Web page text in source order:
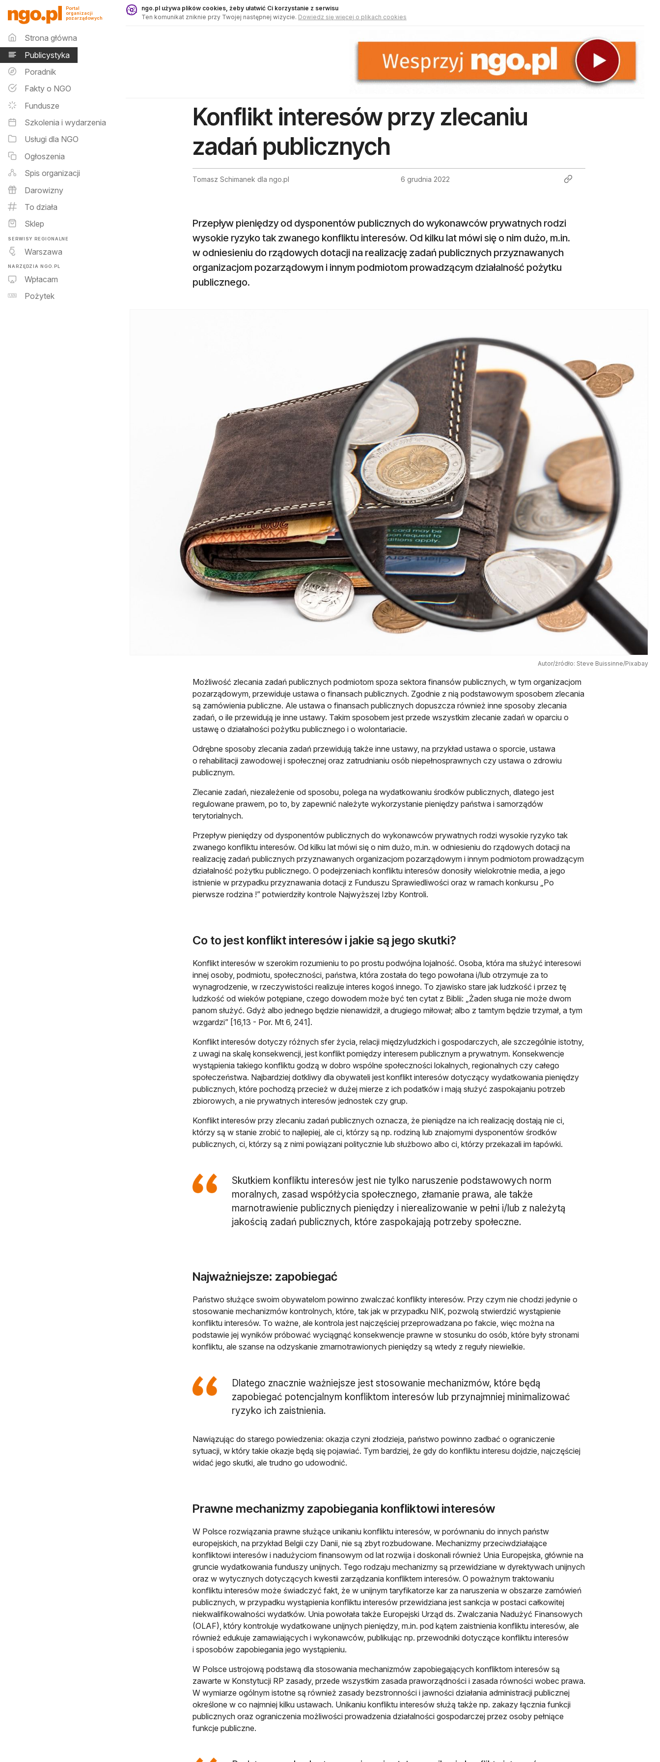
Publicystyka - ngo.pl
Portal
organizacji
pozarządowych
Menu główne
Strona główna
Publicystyka
Poradnik
Fakty o NGO
Fundusze
Szkolenia i wydarzenia
Usługi dla NGO
Ogłoszenia
Spis organizacji
Darowizny
To działa
Sklep
SERWISY REGIONALNE
Warszawa
NARZĘDZIA NGO.PL
Wpłacam
Pożytek
ngo.pl używa plików cookies, żeby ułatwić Ci korzystanie z serwisu
Ten komunikat zniknie przy Twojej następnej wizycie. Dowiedz się więcej o plikach cookies
Konflikt interesów przy zlecaniu
zadań publicznych
Tomasz Schimanek dla ngo.pl 6 grudnia 2022
Przepływ pieniędzy od dysponentów publicznych do wykonawców prywatnych rodzi
wysokie ryzyko tak zwanego konfliktu interesów. Od kilku lat mówi się o nim dużo, m.in.
w odniesieniu do rządowych dotacji na realizację zadań publicznych przyznawanych
organizacjom pozarządowym i innym podmiotom prowadzącym działalność pożytku
publicznego.
Autor/źródło: Steve Buissinne/Pixabay
Możliwość zlecania zadań publicznych podmiotom spoza sektora finansów publicznych, w tym organizacjom
pozarządowym, przewiduje ustawa o finansach publicznych. Zgodnie z nią podstawowym sposobem zlecania
są zamówienia publiczne. Ale ustawa o finansach publicznych dopuszcza również inne sposoby zlecania
zadań, o ile przewidują je inne ustawy. Takim sposobem jest przede wszystkim zlecanie zadań w oparciu o
ustawę o działalności pożytku publicznego i o wolontariacie.
Odrębne sposoby zlecania zadań przewidują także inne ustawy, na przykład ustawa o sporcie, ustawa
o rehabilitacji zawodowej i społecznej oraz zatrudnianiu osób niepełnosprawnych czy ustawa o zdrowiu
publicznym.
Zlecanie zadań, niezależenie od sposobu, polega na wydatkowaniu środków publicznych, dlatego jest
regulowane prawem, po to, by zapewnić należyte wykorzystanie pieniędzy państwa i samorządów
terytorialnych.
Przepływ pieniędzy od dysponentów publicznych do wykonawców prywatnych rodzi wysokie ryzyko tak
zwanego konfliktu interesów. Od kilku lat mówi się o nim dużo, m.in. w odniesieniu do rządowych dotacji na
realizację zadań publicznych przyznawanych organizacjom pozarządowym i innym podmiotom prowadzącym
działalność pożytku publicznego. O podejrzeniach konfliktu interesów donosiły wielokrotnie media, a jego
istnienie w przypadku przyznawania dotacji z Funduszu Sprawiedliwości oraz w ramach konkursu „Po
pierwsze rodzina !” potwierdziły kontrole Najwyższej Izby Kontroli.
Co to jest konflikt interesów i jakie są jego skutki?
Konflikt interesów w szerokim rozumieniu to po prostu podwójna lojalność. Osoba, która ma służyć interesowi
innej osoby, podmiotu, społeczności, państwa, która została do tego powołana i/lub otrzymuje za to
wynagrodzenie, w rzeczywistości realizuje interes kogoś innego. To zjawisko stare jak ludzkość i przez tę
ludzkość od wieków potępiane, czego dowodem może być ten cytat z Biblii: „Żaden sługa nie może dwom
panom służyć. Gdyż albo jednego będzie nienawidził, a drugiego miłował; albo z tamtym będzie trzymał, a tym
wzgardzi” [16,13 - Por. Mt 6, 241].
Konflikt interesów dotyczy różnych sfer życia, relacji międzyludzkich i gospodarczych, ale szczególnie istotny,
z uwagi na skalę konsekwencji, jest konflikt pomiędzy interesem publicznym a prywatnym. Konsekwencje
wystąpienia takiego konfliktu godzą w dobro wspólne społeczności lokalnych, regionalnych czy całego
społeczeństwa. Najbardziej dotkliwy dla obywateli jest konflikt interesów dotyczący wydatkowania pieniędzy
publicznych, które pochodzą przecież w dużej mierze z ich podatków i mają służyć zaspokajaniu potrzeb
zbiorowych, a nie prywatnych interesów jednostek czy grup.
Konflikt interesów przy zlecaniu zadań publicznych oznacza, że pieniądze na ich realizację dostają nie ci,
którzy są w stanie zrobić to najlepiej, ale ci, którzy są np. rodziną lub znajomymi dysponentów środków
publicznych, ci, którzy są z nimi powiązani politycznie lub służbowo albo ci, którzy przekazali im łapówki.
Skutkiem konfliktu interesów jest nie tylko naruszenie podstawowych norm
moralnych, zasad współżycia społecznego, złamanie prawa, ale także
marnotrawienie publicznych pieniędzy i nierealizowanie w pełni i/lub z należytą
jakością zadań publicznych, które zaspokajają potrzeby społeczne.
Najważniejsze: zapobiegać
Państwo służące swoim obywatelom powinno zwalczać konflikty interesów. Przy czym nie chodzi jedynie o
stosowanie mechanizmów kontrolnych, które, tak jak w przypadku NIK, pozwolą stwierdzić wystąpienie
konfliktu interesów. To ważne, ale kontrola jest najczęściej przeprowadzana po fakcie, więc można na
podstawie jej wyników próbować wyciągnąć konsekwencje prawne w stosunku do osób, które były stronami
konfliktu, ale szanse na odzyskanie zmarnotrawionych pieniędzy są wtedy z reguły niewielkie.
Dlatego znacznie ważniejsze jest stosowanie mechanizmów, które będą
zapobiegać potencjalnym konfliktom interesów lub przynajmniej minimalizować
ryzyko ich zaistnienia.
Nawiązując do starego powiedzenia: okazja czyni złodzieja, państwo powinno zadbać o ograniczenie
sytuacji, w który takie okazje będą się pojawiać. Tym bardziej, że gdy do konfliktu interesu dojdzie, najczęściej
widać jego skutki, ale trudno go udowodnić.
Prawne mechanizmy zapobiegania konfliktowi interesów
W Polsce rozwiązania prawne służące unikaniu konfliktu interesów, w porównaniu do innych państw
europejskich, na przykład Belgii czy Danii, nie są zbyt rozbudowane. Mechanizmy przeciwdziałające
konfliktowi interesów i nadużyciom finansowym od lat rozwija i doskonali również Unia Europejska, głównie na
gruncie wydatkowania funduszy unijnych. Tego rodzaju mechanizmy są przewidziane w dyrektywach unijnych
oraz w wytycznych dotyczących kwestii zarządzania konfliktem interesów. O poważnym traktowaniu
konfliktu interesów może świadczyć fakt, że w unijnym taryfikatorze kar za naruszenia w obszarze zamówień
publicznych, w przypadku wystąpienia konfliktu interesów przewidziana jest sankcja w postaci całkowitej
niekwalifikowalności wydatków. Unia powołała także Europejski Urząd ds. Zwalczania Nadużyć Finansowych
(OLAF), który kontroluje wydatkowane unijnych pieniędzy, m.in. pod kątem zaistnienia konfliktu interesów, ale
również edukuje zamawiających i wykonawców, publikując np. przewodniki dotyczące konfliktu interesów
i sposobów zapobiegania jego wystąpieniu.
W Polsce ustrojową podstawą dla stosowania mechanizmów zapobiegających konfliktom interesów są
zawarte w Konstytucji RP zasady, przede wszystkim zasada praworządności i zasada równości wobec prawa.
W wymiarze ogólnym istotne są również zasady bezstronności i jawności działania administracji publicznej
określone w co najmniej kilku ustawach. Unikaniu konfliktu interesów służą także np. zakazy łącznia funkcji
publicznych oraz ograniczenia możliwości prowadzenia działalności gospodarczej przez osoby pełniące
funkcje publiczne.